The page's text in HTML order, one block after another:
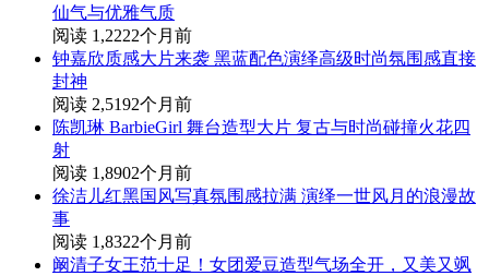
仙气与优雅气质
阅读 1,2222个月前
钟嘉欣质感大片来袭 黑蓝配色演绎高级时尚氛围感直接
封神
阅读 2,5192个月前
陈凯琳 BarbieGirl 舞台造型大片 复古与时尚碰撞火花四
射
阅读 1,8902个月前
徐洁儿红黑国风写真氛围感拉满 演绎一世风月的浪漫故
事
阅读 1,8322个月前
阚清子女王范十足！女团爱豆造型气场全开，又美又飒